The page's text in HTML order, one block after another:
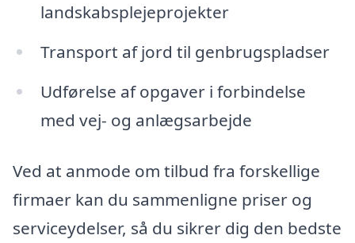
landskabsplejeprojekter
Transport af jord til genbrugspladser
Udførelse af opgaver i forbindelse
med vej- og anlægsarbejde
Ved at anmode om tilbud fra forskellige
firmaer kan du sammenligne priser og
serviceydelser, så du sikrer dig den bedste